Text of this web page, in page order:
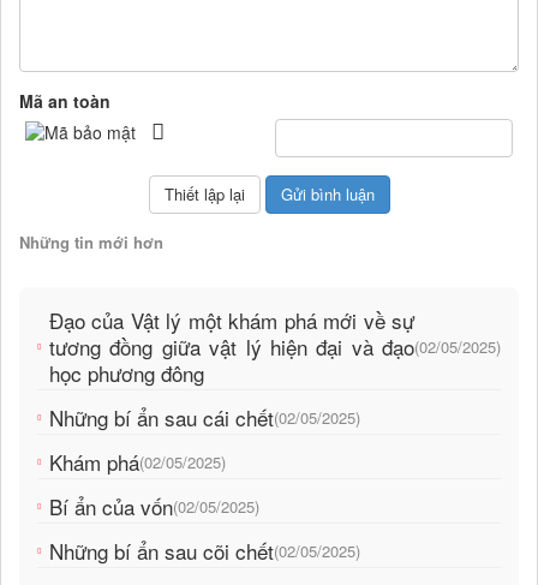
Mã an toàn
Những tin mới hơn
Đạo của Vật lý một khám phá mới về sự
tương đồng giữa vật lý hiện đại và đạo
học phương đông
(02/05/2025)
Những bí ẩn sau cái chết(02/05/2025)
Khám phá(02/05/2025)
Bí ẩn của vốn(02/05/2025)
Những bí ẩn sau cõi chết(02/05/2025)